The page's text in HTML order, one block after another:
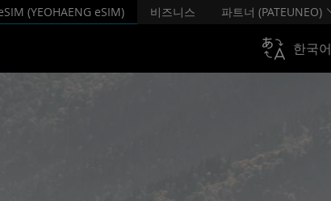
(YEOHAENG eSIM) 비즈니스 파트너 (PATEUNEO)
한국어